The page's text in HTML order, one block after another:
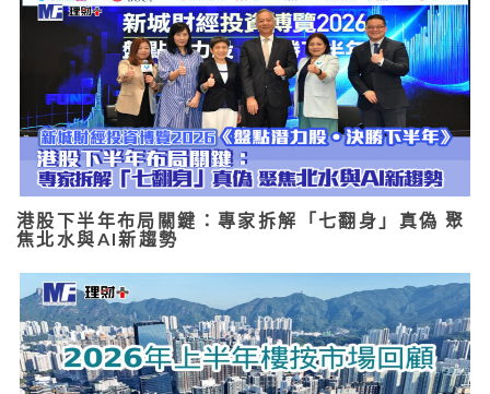
港股下半年布局關鍵：專家拆解「七翻身」真偽 聚
焦北水與AI新趨勢